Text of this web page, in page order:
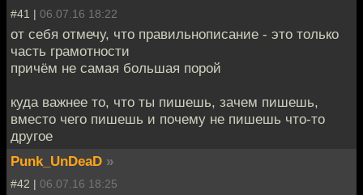
#41 | 06.07.16 18:22
от себя отмечу, что правильнописание - это только
часть грамотности
причём не самая большая порой
куда важнее то, что ты пишешь, зачем пишешь,
вместо чего пишешь и почему не пишешь что-то
другое
Punk_UnDeaD »
#42 | 06.07.16 18:25